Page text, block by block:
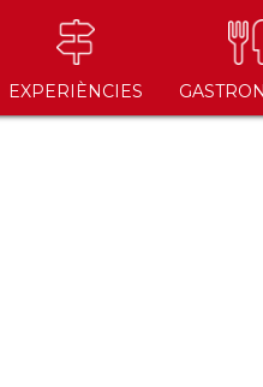
EXPERIÈNCIES